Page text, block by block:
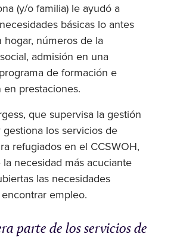
(y/o familia) le ayudó a
básicas lo antes
hogar, números de la
admisión en una
de formación e
en prestaciones.
que supervisa la gestión
gestiona los servicios de
refugiados en el CCSWOH,
la necesidad más acuciante
las necesidades
empleo.
parte de los servicios de